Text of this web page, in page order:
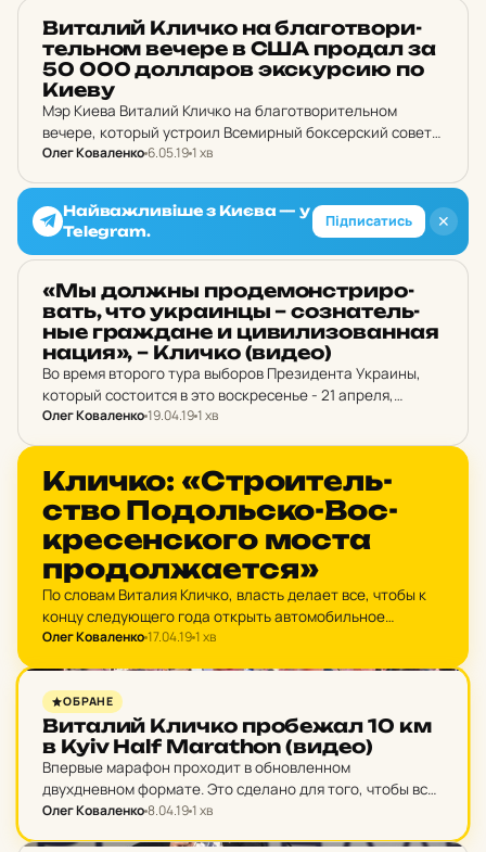
НОВИНИ
Ви­та­лий Кличко на бла­гот­во­ри­
тель­ном вечере в США продал за
50 000 дол­ла­ров экскур­сию по
Киеву
Мэр Киева Виталий Кличко на благотворительном
вечере, который устроил Всемирный боксерский совет
(WBC), продал лот - экскурсию по Киеву - за 50 000
Олег Коваленко6.05.191 хв
✕
Найважливіше з Києва — у
Telegram.
Підписатись
НОВИНИ
«Мы должны про­де­мон­стри­ро­
вать, что ук­ра­инцы – соз­на­тель­
ные граж­да­не и ци­ви­ли­зо­ван­ная
нация», – Кличко (видео)
Во время второго тура выборов Президента Украины,
который состоится в это воскресенье - 21 апреля,
украинцы должны продемонстрировать, что они -
Олег Коваленко19.04.191 хв
НОВИНИ
Кличко: «Стро­и­тель­
ство По­доль­ско-Вос­
кре­сен­ско­го моста
про­дол­жа­ет­ся»
По словам Виталия Кличко, власть делает все, чтобы к
концу следующего года открыть автомобильное
сообщение между левым и правым берегом через
Олег Коваленко17.04.191 хв
НОВИНИ
ОБРАНЕ
Ви­та­лий Кличко про­бе­жал 10 км
в Kyiv Half Marathon (видео)
Впервые марафон проходит в обновленном
двухдневном формате. Это сделано для того, чтобы все
участники смогли комфортно пробежать и чтобы
Олег Коваленко8.04.191 хв